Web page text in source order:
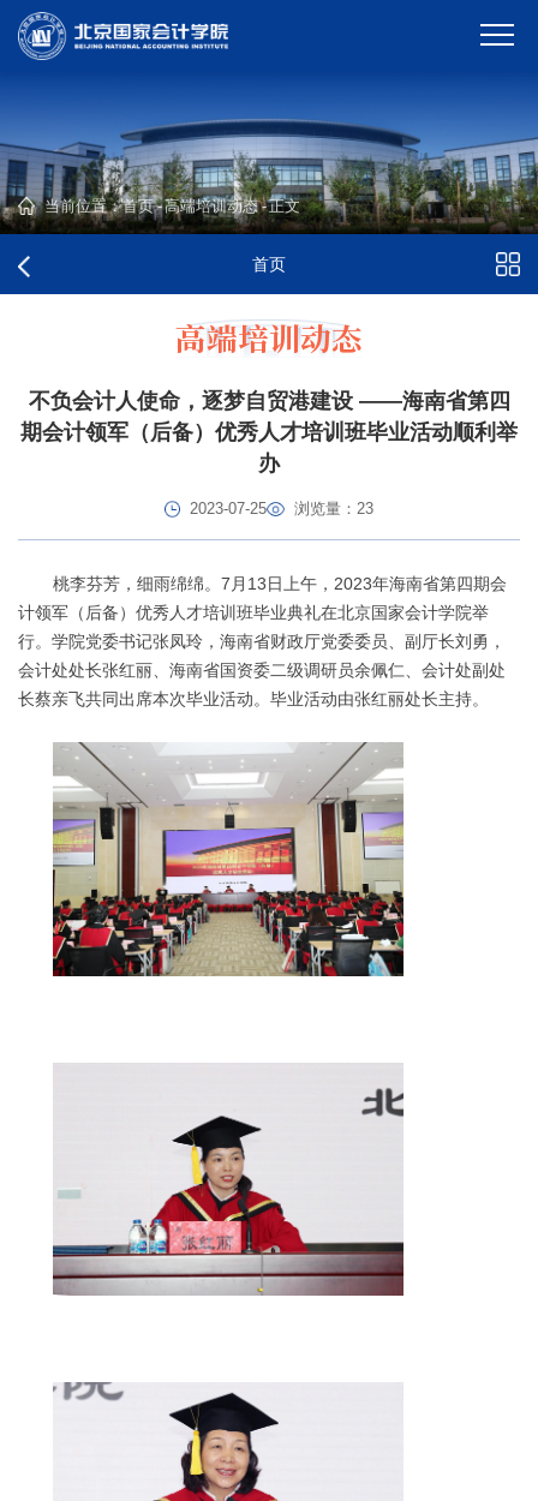
当前位置：首页-高端培训动态-正文
首页
高端培训动态
不负会计人使命，逐梦自贸港建设 ——海南省第四
期会计领军（后备）优秀人才培训班毕业活动顺利举
办
2023-07-25 浏览量： 23
桃李芬芳，细雨绵绵。7月13日上午，2023年海南省第四期会
计领军（后备）优秀人才培训班毕业典礼在北京国家会计学院举
行。学院党委书记张凤玲，海南省财政厅党委委员、副厅长刘勇，
会计处处长张红丽、海南省国资委二级调研员余佩仁、会计处副处
长蔡亲飞共同出席本次毕业活动。毕业活动由张红丽处长主持。